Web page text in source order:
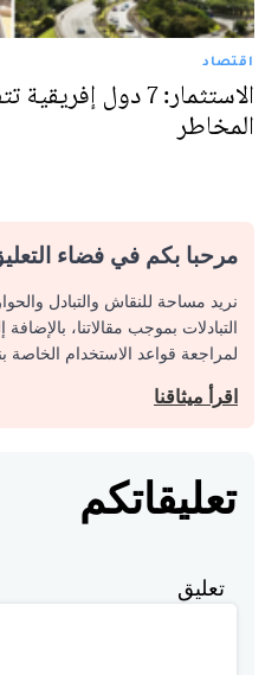
اقتصاد
الاستثمار: 7 دول
المخاطر
مرحبا بكم في فضاء
نريد مساحة للنقاش والتبادل
التبادلات بموجب مقالاتنا،
لمراجعة قواعد الاستخدام الخاصة
اقرأ ميثاقنا
تعليقاتكم
تعليق